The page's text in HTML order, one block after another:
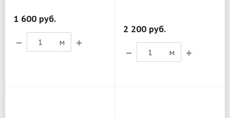
1 600 руб.
м
2 200 руб.
м